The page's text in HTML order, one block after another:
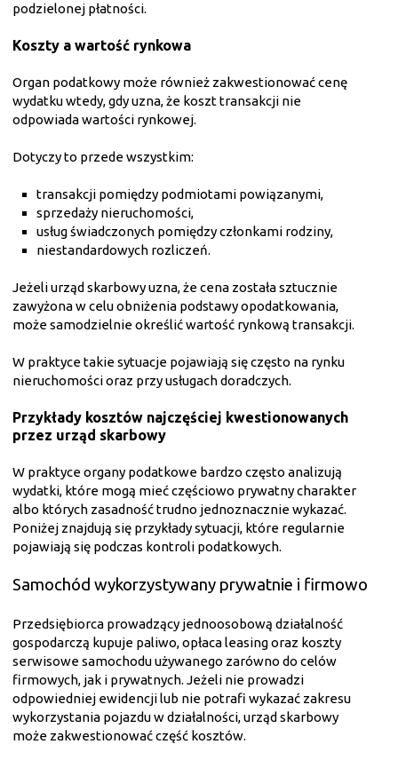
podzielonej płatności.
Koszty a wartość rynkowa
Organ podatkowy może również zakwestionować cenę
wydatku wtedy, gdy uzna, że koszt transakcji nie
odpowiada wartości rynkowej.
Dotyczy to przede wszystkim:
transakcji pomiędzy podmiotami powiązanymi,
sprzedaży nieruchomości,
usług świadczonych pomiędzy członkami rodziny,
niestandardowych rozliczeń.
Jeżeli urząd skarbowy uzna, że cena została sztucznie
zawyżona w celu obniżenia podstawy opodatkowania,
może samodzielnie określić wartość rynkową transakcji.
W praktyce takie sytuacje pojawiają się często na rynku
nieruchomości oraz przy usługach doradczych.
Przykłady kosztów najczęściej kwestionowanych
przez urząd skarbowy
W praktyce organy podatkowe bardzo często analizują
wydatki, które mogą mieć częściowo prywatny charakter
albo których zasadność trudno jednoznacznie wykazać.
Poniżej znajdują się przykłady sytuacji, które regularnie
pojawiają się podczas kontroli podatkowych.
Samochód wykorzystywany prywatnie i firmowo
Przedsiębiorca prowadzący jednoosobową działalność
gospodarczą kupuje paliwo, opłaca leasing oraz koszty
serwisowe samochodu używanego zarówno do celów
firmowych, jak i prywatnych. Jeżeli nie prowadzi
odpowiedniej ewidencji lub nie potrafi wykazać zakresu
wykorzystania pojazdu w działalności, urząd skarbowy
może zakwestionować część kosztów.